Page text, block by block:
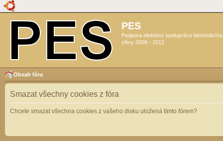
PES
Podpora efektivní spolupráce
sféry 2009 - 2012
Obsah fóra
Smazat všechny cookies z fóra
Chcete smazat všechna cookies z vašeho disku uložená tímto fórem?